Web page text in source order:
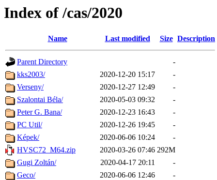
Index of /cas/2020
Name Last modified Size Description
Parent Directory
-
kks2003/
2020-12-20 15:17
-
Verseny/
2020-12-27 12:49
-
Szalontai Béla/
2020-05-03 09:32
-
Peter G. Bana/
2020-12-23 16:43
-
PC Util/
2020-12-26 19:45
-
Képek/
2020-06-06 10:24
-
HVSC72_M64.zip
2020-03-26 07:46 292M
Gugi Zoltán/
2020-04-17 20:11
-
Geco/
2020-06-06 12:46
-